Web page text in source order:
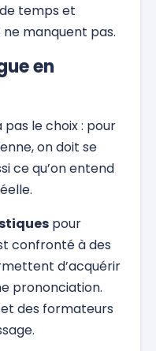
temps et
ne manquent pas.
en
pas le choix : pour
on doit se
ce qu’on entend
pour
confronté à des
d’acquérir
prononciation.
des formateurs